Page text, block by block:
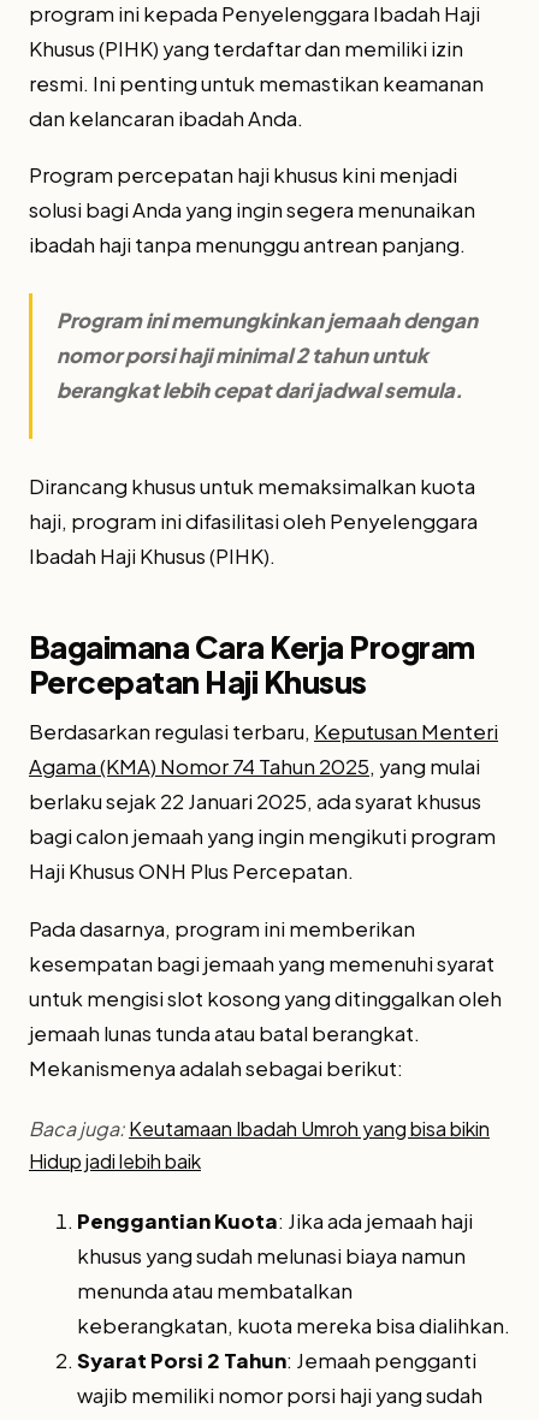
program ini kepada Penyelenggara Ibadah Haji
Khusus (PIHK) yang terdaftar dan memiliki izin
resmi. Ini penting untuk memastikan keamanan
dan kelancaran ibadah Anda.
Program percepatan haji khusus kini menjadi
solusi bagi Anda yang ingin segera menunaikan
ibadah haji tanpa menunggu antrean panjang.
Program ini memungkinkan jemaah dengan
nomor porsi haji minimal 2 tahun untuk
berangkat lebih cepat dari jadwal semula.
Dirancang khusus untuk memaksimalkan kuota
haji, program ini difasilitasi oleh Penyelenggara
Ibadah Haji Khusus (PIHK).
Bagaimana Cara Kerja Program
Percepatan Haji Khusus
Berdasarkan regulasi terbaru, Keputusan Menteri
Agama (KMA) Nomor 74 Tahun 2025, yang mulai
berlaku sejak 22 Januari 2025, ada syarat khusus
bagi calon jemaah yang ingin mengikuti program
Haji Khusus ONH Plus Percepatan.
Pada dasarnya, program ini memberikan
kesempatan bagi jemaah yang memenuhi syarat
untuk mengisi slot kosong yang ditinggalkan oleh
jemaah lunas tunda atau batal berangkat.
Mekanismenya adalah sebagai berikut:
Baca juga:Keutamaan Ibadah Umroh yang bisa bikin
Hidup jadi lebih baik
Penggantian Kuota: Jika ada jemaah haji
khusus yang sudah melunasi biaya namun
menunda atau membatalkan
keberangkatan, kuota mereka bisa dialihkan.
Syarat Porsi 2 Tahun: Jemaah pengganti
wajib memiliki nomor porsi haji yang sudah